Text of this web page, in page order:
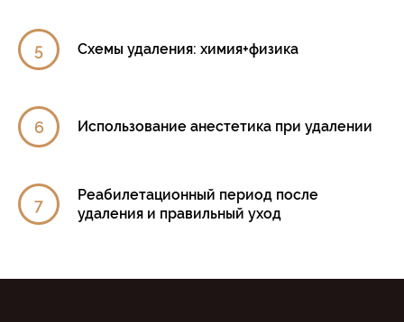
Схемы удаления: химия+физика
Использование анестетика при удалении
Реабилетационный период после
удаления и правильный уход